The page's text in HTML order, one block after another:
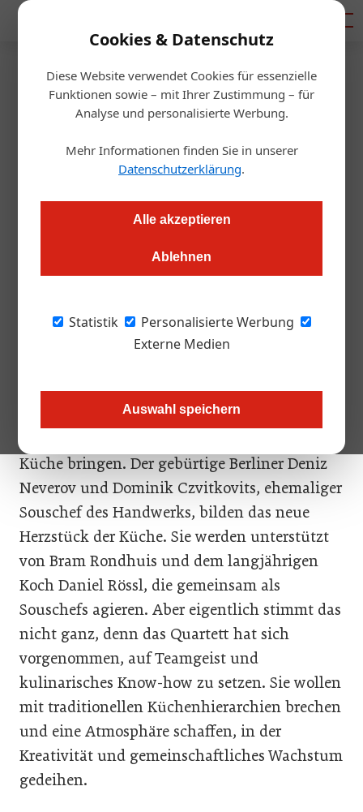
Cookies & Datenschutz
Diese Website verwendet Cookies für essenzielle
Funktionen sowie – mit Ihrer Zustimmung – für
Analyse und personalisierte Werbung.
Mehr Informationen finden Sie in unserer
Datenschutzerklärung.
Alle akzeptieren
Ablehnen
Statistik
Personalisierte Werbung
Externe Medien
Auswahl speichern
Startseite/Gastro & Hotel
Gastronomie
Neue Crew übernimmt das
Ruder
Vier Köche wollen frischen Wind in das traditionsreiche
Das Handwerk Restaurant in Wien Neubau
Ein neues, vierköpfiges Team bestehend aus
zwei Küchenchefs und zwei Souschefs, will
Küche bringen. Der gebürtige Berliner Deniz
Neverov und Dominik Czvitkovits, ehemaliger
Souschef des Handwerks, bilden das neue
Herzstück der Küche. Sie werden unterstützt
von Bram Rondhuis und dem langjährigen
Koch Daniel Rössl, die gemeinsam als
Souschefs agieren. Aber eigentlich stimmt das
nicht ganz, denn das Quartett hat sich
vorgenommen, auf Teamgeist und
kulinarisches Know-how zu setzen. Sie wollen
mit traditionellen Küchenhierarchien brechen
und eine Atmosphäre schaffen, in der
Kreativität und gemeinschaftliches Wachstum
gedeihen.